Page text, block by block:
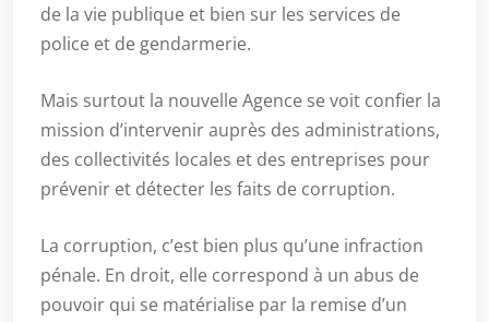
de la vie publique et bien sur les services de
police et de gendarmerie.
Mais surtout la nouvelle Agence se voit confier la
mission d’intervenir auprès des administrations,
des collectivités locales et des entreprises pour
prévenir et détecter les faits de corruption.
La corruption, c’est bien plus qu’une infraction
pénale. En droit, elle correspond à un abus de
pouvoir qui se matérialise par la remise d’un